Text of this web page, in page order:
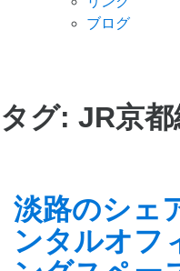
ブログ
タグ: JR京都
淡路のシェ
ンタルオフ